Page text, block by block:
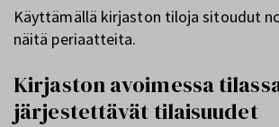
Käyttämällä kirjaston tiloja sitoudut
näitä periaatteita.
Kirjaston avoimessa
järjestettävät tilaisuudet